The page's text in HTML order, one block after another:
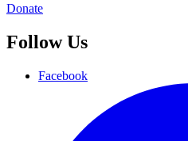
Donate
Follow Us
Facebook